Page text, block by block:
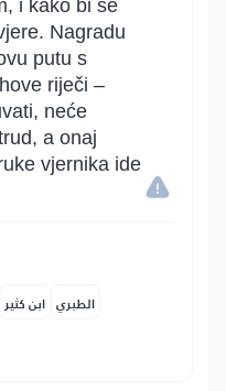
i kako bi se
Nagradu
putu s
riječi –
neće
a onaj
vjernika ide
ابن كثير الطبري